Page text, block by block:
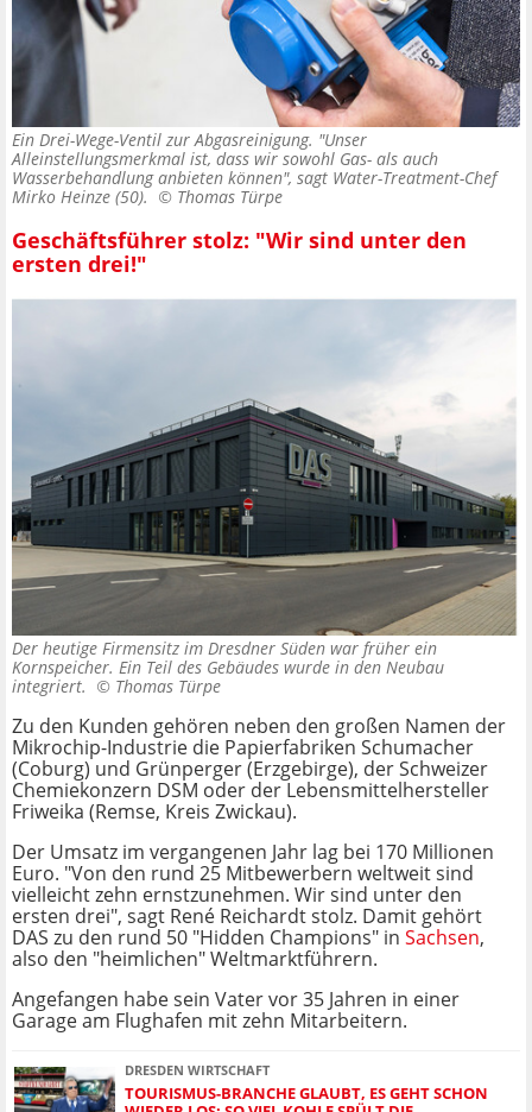
Ein Drei-Wege-Ventil zur Abgasreinigung. "Unser
Alleinstellungsmerkmal ist, dass wir sowohl Gas- als auch
Wasserbehandlung anbieten können", sagt Water-Treatment-Chef
Mirko Heinze (50). © Thomas Türpe
Geschäftsführer stolz: "Wir sind unter den
ersten drei!"
Der heutige Firmensitz im Dresdner Süden war früher ein
Kornspeicher. Ein Teil des Gebäudes wurde in den Neubau
integriert. © Thomas Türpe
Zu den Kunden gehören neben den großen Namen der
Mikrochip-Industrie die Papierfabriken Schumacher
(Coburg) und Grünperger (Erzgebirge), der Schweizer
Chemiekonzern DSM oder der Lebensmittelhersteller
Friweika (Remse, Kreis Zwickau).
Der Umsatz im vergangenen Jahr lag bei 170 Millionen
Euro. "Von den rund 25 Mitbewerbern weltweit sind
vielleicht zehn ernstzunehmen. Wir sind unter den
ersten drei", sagt René Reichardt stolz. Damit gehört
DAS zu den rund 50 "Hidden Champions" in Sachsen,
also den "heimlichen" Weltmarktführern.
Angefangen habe sein Vater vor 35 Jahren in einer
Garage am Flughafen mit zehn Mitarbeitern.
DRESDEN WIRTSCHAFT
TOURISMUS-BRANCHE GLAUBT, ES GEHT SCHON